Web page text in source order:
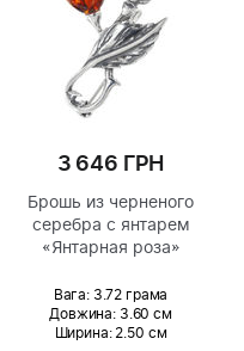
3 646 ГРН
Брошь из черненого
серебра с янтарем
«Янтарная роза»
Вага: 3.72 грама
Довжина: 3.60 см
Ширина: 2.50 см